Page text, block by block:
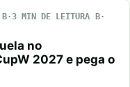
3 MIN DE LEITURA
no
2027 e pega o